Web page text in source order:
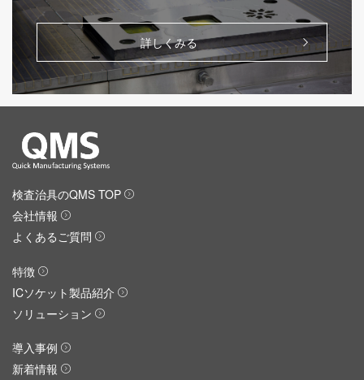
詳しくみる
検査治具のQMS TOP
会社情報
よくあるご質問
特徴
ICソケット製品紹介
ソリューション
導入事例
新着情報